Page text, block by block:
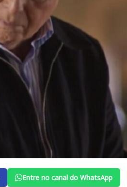
Entre no canal do WhatsApp